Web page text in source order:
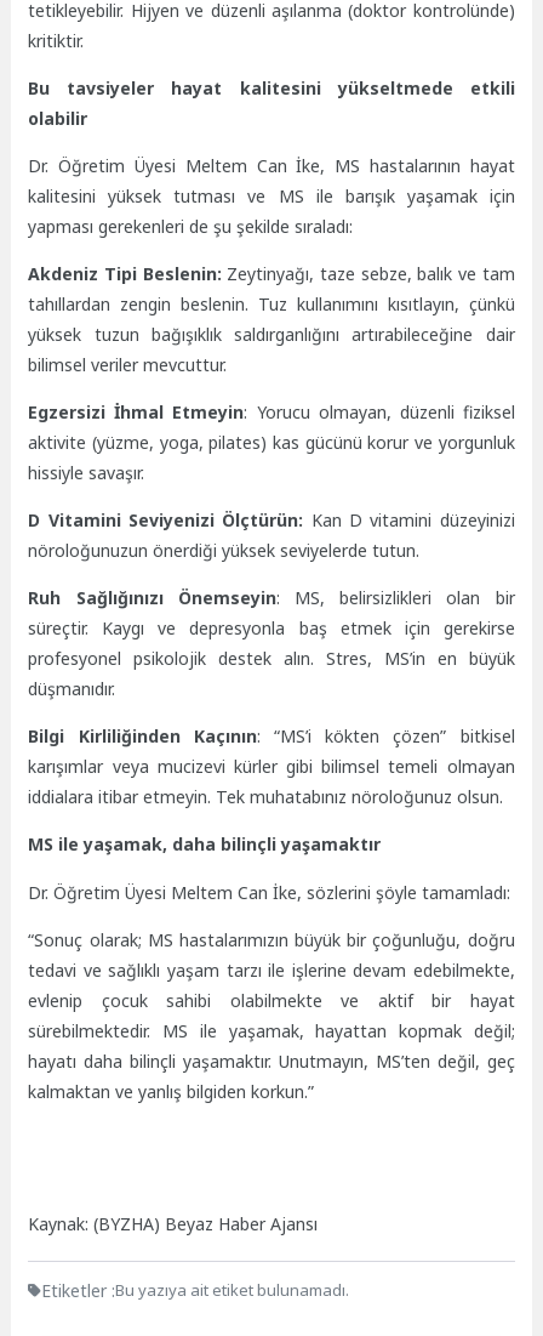
tetikleyebilir. Hijyen ve düzenli aşılanma (doktor kontrolünde)
kritiktir.
Bu tavsiyeler hayat kalitesini yükseltmede etkili
olabilir
Dr. Öğretim Üyesi Meltem Can İke, MS hastalarının hayat
kalitesini yüksek tutması ve MS ile barışık yaşamak için
yapması gerekenleri de şu şekilde sıraladı:
Akdeniz Tipi Beslenin: Zeytinyağı, taze sebze, balık ve tam
tahıllardan zengin beslenin. Tuz kullanımını kısıtlayın, çünkü
yüksek tuzun bağışıklık saldırganlığını artırabileceğine dair
bilimsel veriler mevcuttur.
Egzersizi İhmal Etmeyin: Yorucu olmayan, düzenli fiziksel
aktivite (yüzme, yoga, pilates) kas gücünü korur ve yorgunluk
hissiyle savaşır.
D Vitamini Seviyenizi Ölçtürün: Kan D vitamini düzeyinizi
nöroloğunuzun önerdiği yüksek seviyelerde tutun.
Ruh Sağlığınızı Önemseyin: MS, belirsizlikleri olan bir
süreçtir. Kaygı ve depresyonla baş etmek için gerekirse
profesyonel psikolojik destek alın. Stres, MS’in en büyük
düşmanıdır.
Bilgi Kirliliğinden Kaçının: “MS’i kökten çözen” bitkisel
karışımlar veya mucizevi kürler gibi bilimsel temeli olmayan
iddialara itibar etmeyin. Tek muhatabınız nöroloğunuz olsun.
MS ile yaşamak, daha bilinçli yaşamaktır
Dr. Öğretim Üyesi Meltem Can İke, sözlerini şöyle tamamladı:
“Sonuç olarak; MS hastalarımızın büyük bir çoğunluğu, doğru
tedavi ve sağlıklı yaşam tarzı ile işlerine devam edebilmekte,
evlenip çocuk sahibi olabilmekte ve aktif bir hayat
sürebilmektedir. MS ile yaşamak, hayattan kopmak değil;
hayatı daha bilinçli yaşamaktır. Unutmayın, MS’ten değil, geç
kalmaktan ve yanlış bilgiden korkun.”
Kaynak: (BYZHA) Beyaz Haber Ajansı
Etiketler :Bu yazıya ait etiket bulunamadı.